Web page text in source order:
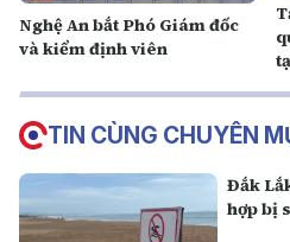
Nghệ An bắt Phó Giám đốc
và kiểm định viên
TIN CÙNG CHUYÊN
Đắk
hợp bị